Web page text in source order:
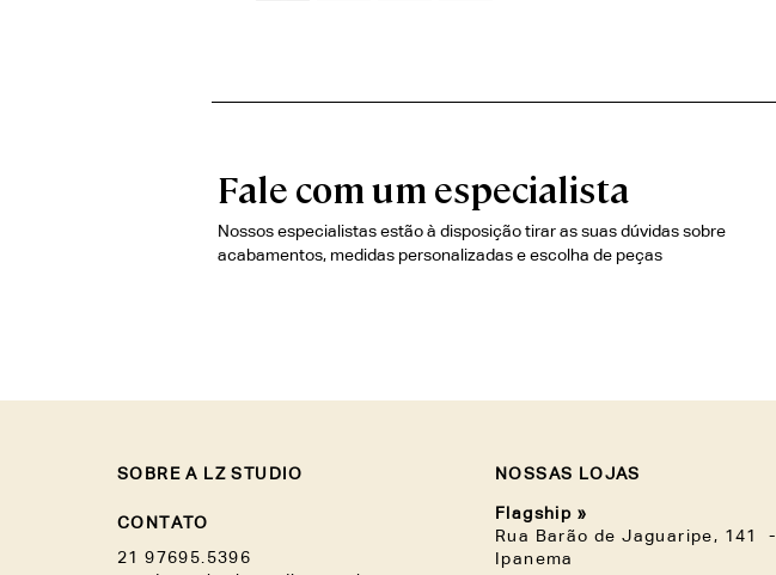
Fale com um especialista
Nossos especialistas estão à disposição tirar as suas dúvidas sobre
acabamentos, medidas personalizadas e escolha de peças
SOBRE A LZ STUDIO
CONTATO
21 97695.5396
NOSSAS LOJAS
Flagship »
Rua Barão de Jaguaripe, 141 -
Ipanema